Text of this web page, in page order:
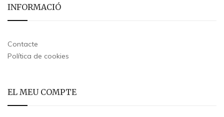
INFORMACIÓ
Contacte
Política de cookies
EL MEU COMPTE